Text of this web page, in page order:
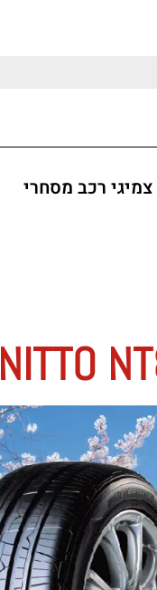
צמיגי רכב מסחרי
NITTO